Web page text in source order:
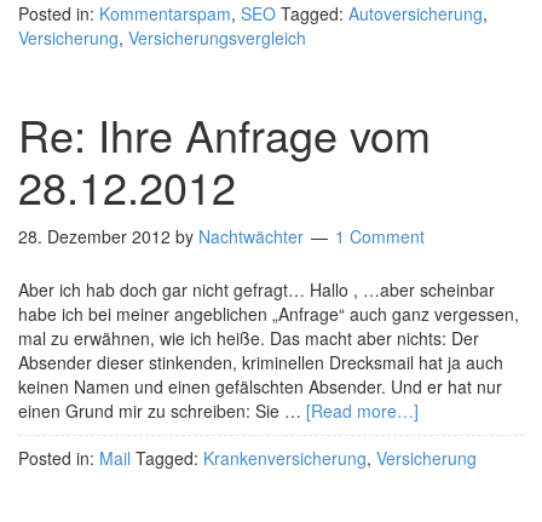
Posted in: Kommentarspam, SEO Tagged: Autoversicherung,
Versicherung, Versicherungsvergleich
Re: Ihre Anfrage vom
28.12.2012
28. Dezember 2012 by Nachtwächter 1 Comment
Aber ich hab doch gar nicht gefragt… Hallo , …aber scheinbar
habe ich bei meiner angeblichen „Anfrage“ auch ganz vergessen,
mal zu erwähnen, wie ich heiße. Das macht aber nichts: Der
Absender dieser stinkenden, kriminellen Drecksmail hat ja auch
keinen Namen und einen gefälschten Absender. Und er hat nur
einen Grund mir zu schreiben: Sie … [Read more…]
Posted in: Mail Tagged: Krankenversicherung, Versicherung